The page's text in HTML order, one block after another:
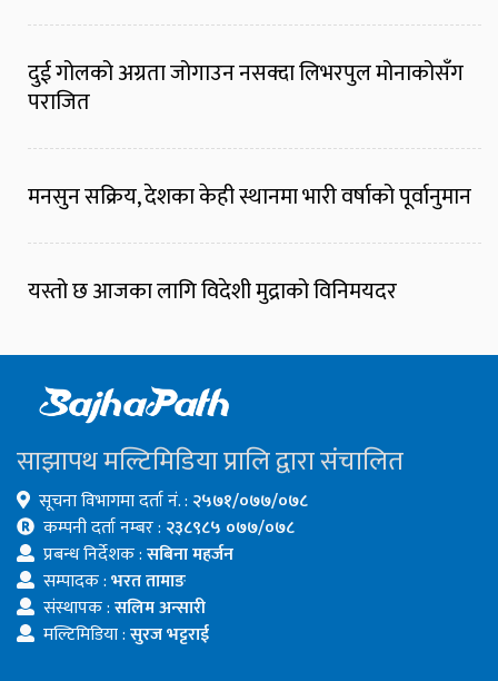
दुई गोलको अग्रता जोगाउन नसक्दा लिभरपुल मोनाकोसँग
पराजित
मनसुन सक्रिय, देशका केही स्थानमा भारी वर्षाको पूर्वानुमान
यस्तो छ आजका लागि विदेशी मुद्राको विनिमयदर
साझापथ मल्टिमिडिया प्रालि द्वारा संचालित
सूचना विभागमा दर्ता नं. : २५७१/०७७/०७८
कम्पनी दर्ता नम्बर : २३८९८५ ०७७/०७८
प्रबन्ध निर्देशक :सबिना महर्जन
सम्पादक :भरत तामाङ
संस्थापक :सलिम अन्सारी
मल्टिमिडिया :सुरज भट्टराई